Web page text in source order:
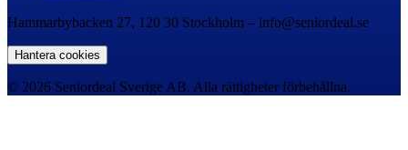
Hammarbybacken 27, 120 30 Stockholm – info@seniordeal.se
Hantera cookies
© 2026 Seniordeal Sverige AB. Alla rättigheter förbehållna.